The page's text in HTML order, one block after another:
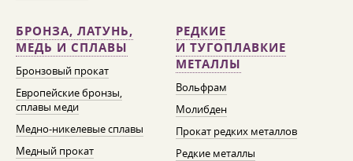
БРОНЗА, ЛАТУНЬ,
МЕДЬ И СПЛАВЫ
Бронзовый прокат
Европейские бронзы,
сплавы меди
Медно-никелевые сплавы
Медный прокат
РЕДКИЕ
И ТУГОПЛАВКИЕ
МЕТАЛЛЫ
Вольфрам
Молибден
Прокат редких металлов
Редкие металлы